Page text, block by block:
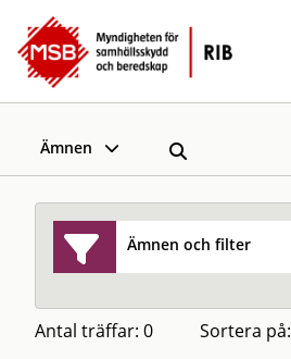
Ämnen
Ämnen och filter
Antal träffar: 0 Sortera på: